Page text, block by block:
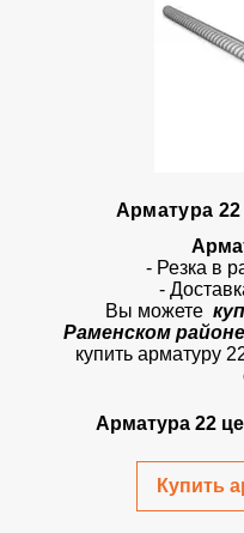
Арматура
- Резка в
-
Вы можете
Раменском районе
купить арматуру
Арматура 22
Купить